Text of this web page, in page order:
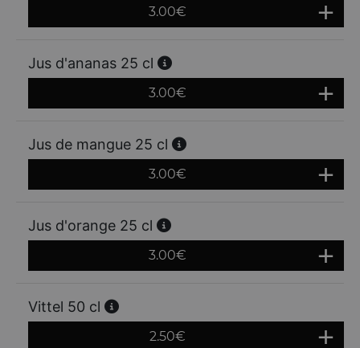
3.00€
Jus d'ananas 25 cl
3.00€
Jus de mangue 25 cl
3.00€
Jus d'orange 25 cl
3.00€
Vittel 50 cl
2.50€